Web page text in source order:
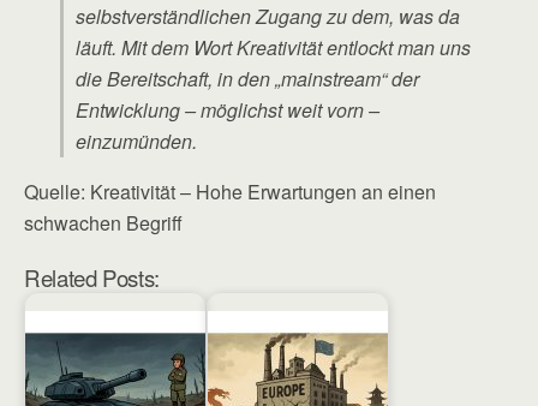
selbstverständlichen Zugang zu dem, was da
läuft. Mit dem Wort Kreativität entlockt man uns
die Bereitschaft, in den „mainstream“ der
Entwicklung – möglichst weit vorn –
einzumünden.
Quelle: Kreativität – Hohe Erwartungen an einen
schwachen Begriff
Related Posts: